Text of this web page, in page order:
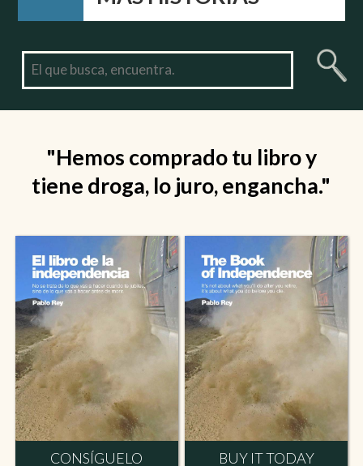
"Hemos comprado tu libro y
tiene droga, lo juro, engancha."
CONSÍGUELO BUY IT TODAY